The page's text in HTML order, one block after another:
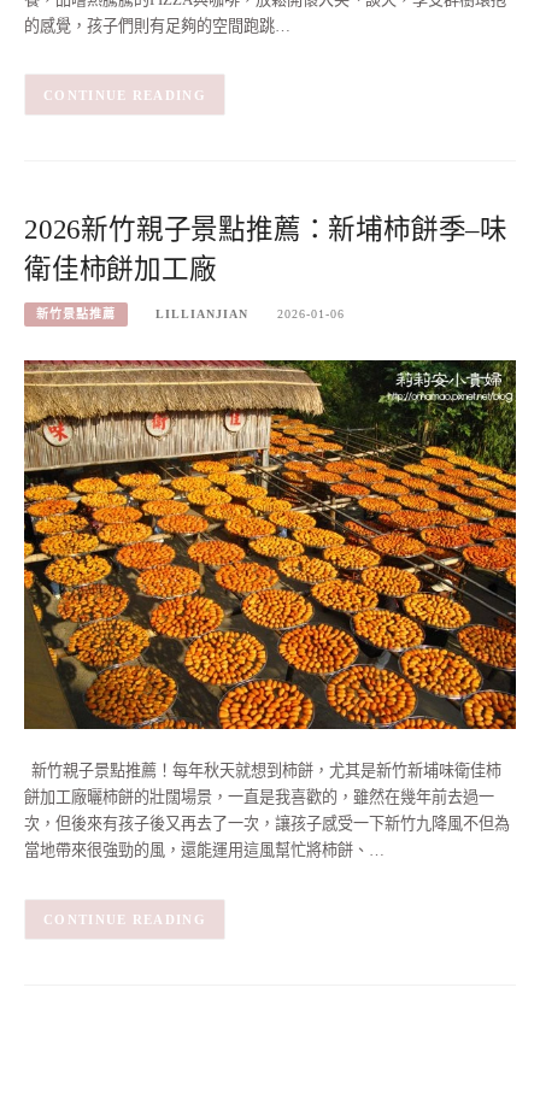
的感覺，孩子們則有足夠的空間跑跳…
CONTINUE READING
2026新竹親子景點推薦：新埔柿餅季–味
衛佳柿餅加工廠
新竹景點推薦 LILLIANJIAN 2026-01-06
新竹親子景點推薦！每年秋天就想到柿餅，尤其是新竹新埔味衛佳柿
餅加工廠曬柿餅的壯闊場景，一直是我喜歡的，雖然在幾年前去過一
次，但後來有孩子後又再去了一次，讓孩子感受一下新竹九降風不但為
當地帶來很強勁的風，還能運用這風幫忙將柿餅、…
CONTINUE READING